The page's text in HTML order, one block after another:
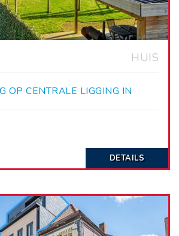
HUIS
OP CENTRALE LIGGING IN
DETAILS